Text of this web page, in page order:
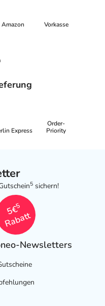
Amazon Vorkasse
Express
Order-
Priority
5 sichern!
5€
5
Rabatt
Newsletters